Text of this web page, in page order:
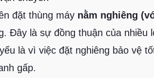
đặt thùng máy nằm nghiêng
Đây là sự đồng thuận của nhiều
là vì việc đặt nghiêng bảo vệ
gấp.